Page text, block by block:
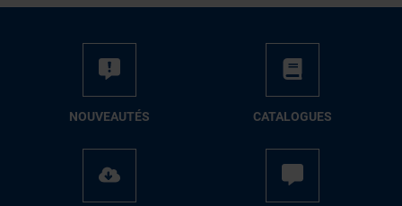
NOUVEAUTÉS CATALOGUES